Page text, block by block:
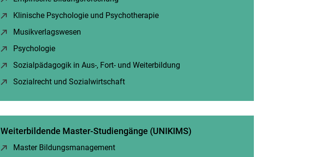
Klinische Psychologie und Psychotherapie
Musikverlagswesen
Psychologie
Sozialpädagogik in Aus-, Fort- und Weiterbildung
Sozialrecht und Sozialwirtschaft
Weiterbildende Master-Studiengänge (UNIKIMS)
Master Bildungsmanagement